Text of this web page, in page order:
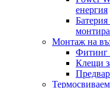
енергия
Батерия
Монтаж на
Фитинг
Клещи